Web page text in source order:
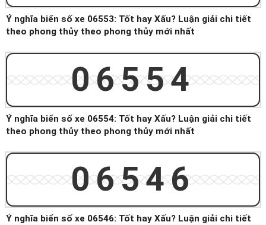
Ý nghĩa biển số xe 06553: Tốt hay Xấu? Luận giải chi tiết
theo phong thủy theo phong thủy mới nhất
06554
Ý nghĩa biển số xe 06554: Tốt hay Xấu? Luận giải chi tiết
theo phong thủy theo phong thủy mới nhất
06546
Ý nghĩa biển số xe 06546: Tốt hay Xấu? Luận giải chi tiết